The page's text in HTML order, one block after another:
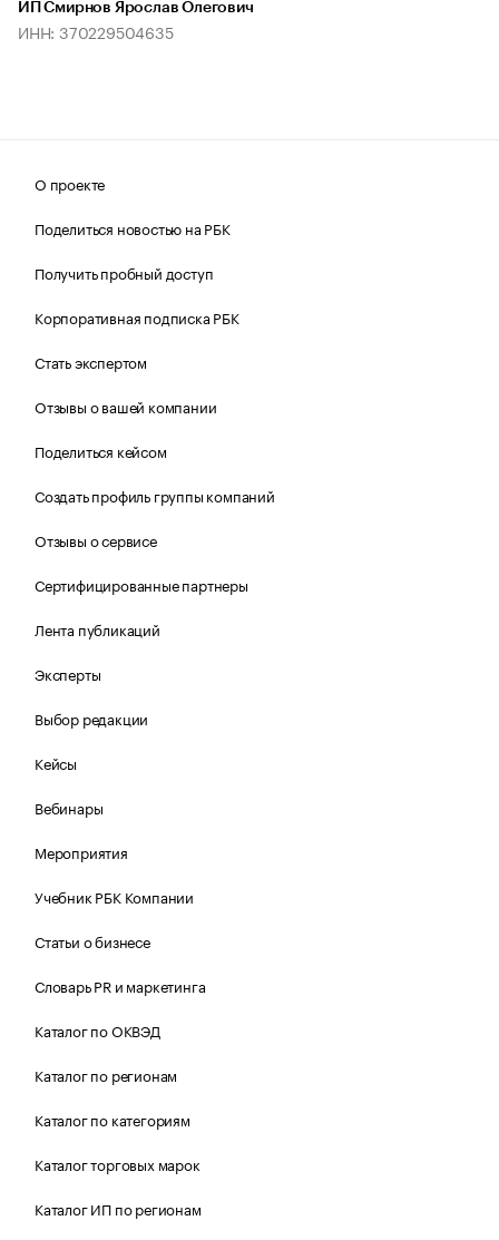
ИП Смирнов Ярослав Олегович
ИНН: 370229504635
О проекте
Поделиться новостью на РБК
Получить пробный доступ
Корпоративная подписка РБК
Стать экспертом
Отзывы о вашей компании
Поделиться кейсом
Создать профиль группы компаний
Отзывы о сервисе
Сертифицированные партнеры
Лента публикаций
Эксперты
Выбор редакции
Кейсы
Вебинары
Мероприятия
Учебник РБК Компании
Статьи о бизнесе
Словарь PR и маркетинга
Каталог по ОКВЭД
Каталог по регионам
Каталог по категориям
Каталог торговых марок
Каталог ИП по регионам